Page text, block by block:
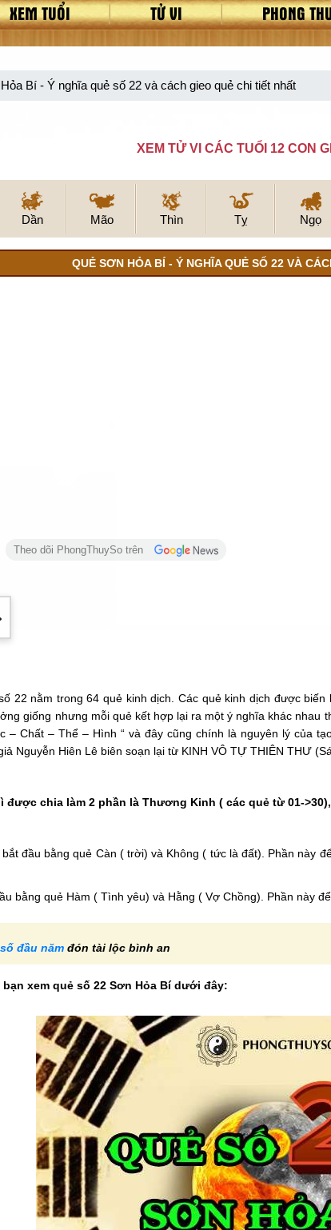
XEM TUỔI TỬ VI PHONG
Bí - Ý nghĩa quẻ số 22 và cách gieo quẻ chi tiết nhất
XEM TỬ VI CÁC TUỔI 12 CON
Dần Mão Thìn Tỵ Ngọ
QUẺ SƠN HỎA BÍ - Ý NGHĨA QUẺ SỐ 22 VÀ
Theo dõi PhongThuySo trên
22 nằm trong 64 quẻ kinh dịch. Các quẻ kinh dịch được
giống nhưng mỗi quẻ kết hợp lại ra một ý nghĩa khác
– Chất – Thể – Hình “ và đây cũng chính là nguyên lý của
Nguyễn Hiên Lê biên soạn lại từ KINH VÔ TỰ THIÊN THƯ
được chia làm 2 phần là Thương Kinh ( các quẻ từ 01-
đầu bằng quẻ Càn ( trời) và Không ( tức là đất). Phần này
bằng quẻ Hàm ( Tình yêu) và Hằng ( Vợ Chồng). Phần này
đầu năm đón tài lộc bình an
xem quẻ số 22 Sơn Hỏa Bí dưới đây: